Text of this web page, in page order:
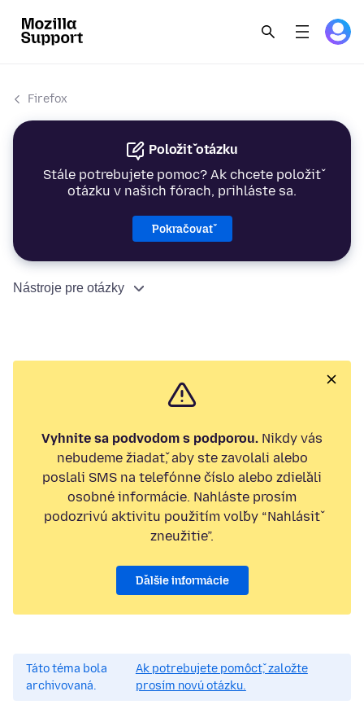
Firefox
Položiť otázku
Stále potrebujete pomoc? Ak chcete položiť
otázku v našich fórach, prihláste sa.
Pokračovať
Nástroje pre otázky
Vyhnite sa podvodom s podporou. Nikdy vás
nebudeme žiadať, aby ste zavolali alebo
poslali SMS na telefónne číslo alebo zdieľali
osobné informácie. Nahláste prosím
podozrivú aktivitu použitím voľby “Nahlásiť
zneužitie”.
Ďalšie informácie
Táto téma bola
archivovaná.
Ak potrebujete pomôcť, založte
prosím novú otázku.